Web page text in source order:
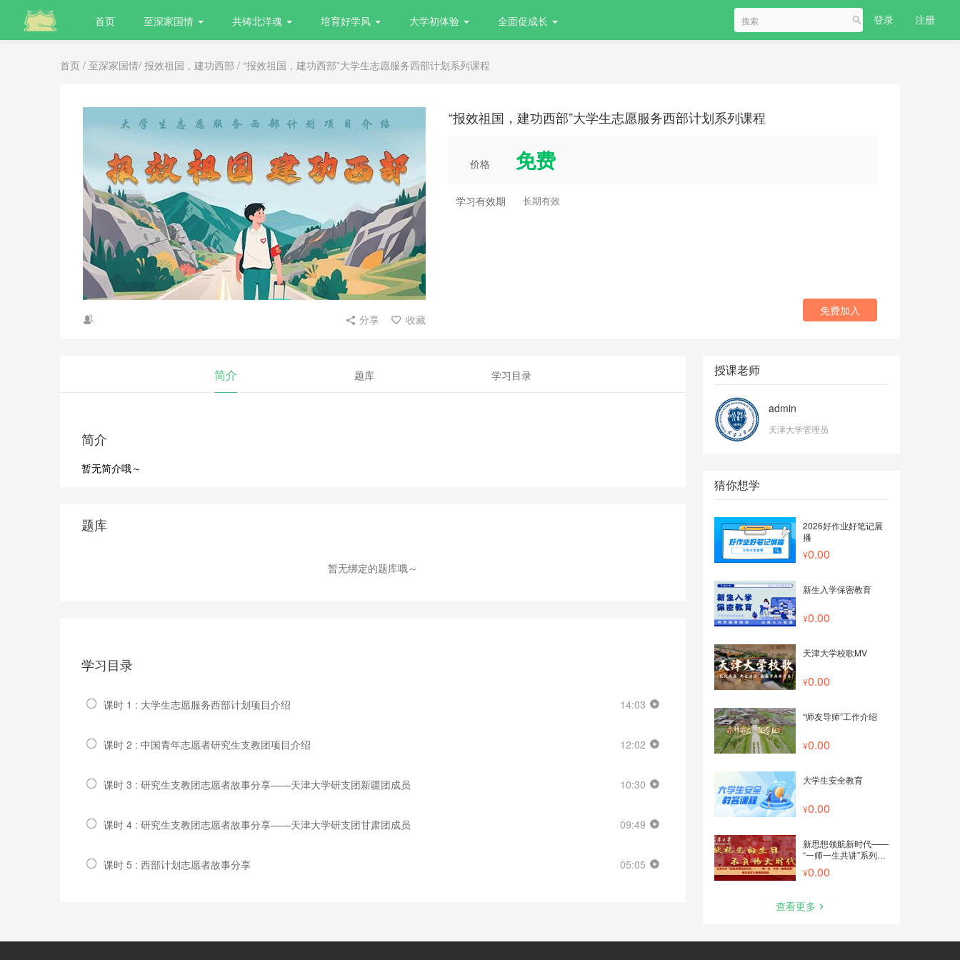
首页 至深家国情 共铸北洋魂 培育好学风 大学初体验 全面促成长 登录 注册
首页 / 至深家国情/ 报效祖国，建功西部 / “报效祖国，建功西部”大学生志愿服务西部计划系列课程
分享 收藏
“报效祖国，建功西部”大学生志愿服务西部计划系列课程
价格 免费
学习有效期 长期有效
免费加入
简介 题库 学习目录
简介
暂无简介哦～
题库
暂无绑定的题库哦～
学习目录
课时 1 : 大学生志愿服务西部计划项目介绍 14:03
课时 2 : 中国青年志愿者研究生支教团项目介绍 12:02
课时 3 : 研究生支教团志愿者故事分享——天津大学研支团新疆团成员 10:30
课时 4 : 研究生支教团志愿者故事分享——天津大学研支团甘肃团成员 09:49
课时 5 : 西部计划志愿者故事分享 05:05
授课老师
admin
天津大学管理员
猜你想学
2026好作业好笔记展
播
0.00
新生入学保密教育
0.00
天津大学校歌MV
0.00
“师友导师”工作介绍
0.00
大学生安全教育
0.00
新思想领航新时代——
“一师一生共讲”系列微
党课
0.00
查看更多